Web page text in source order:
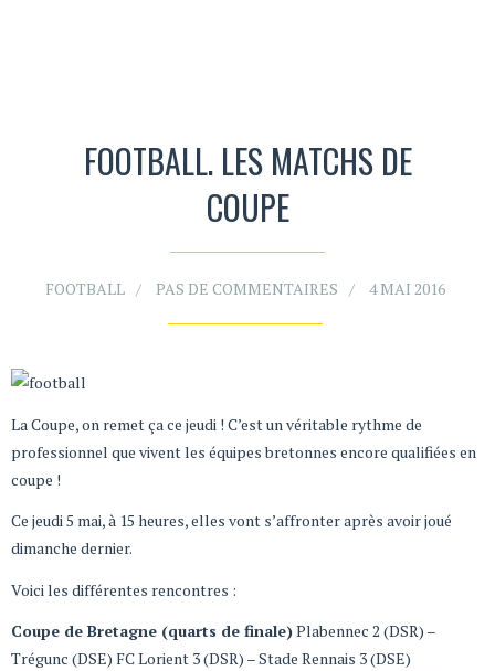
FOOTBALL. LES MATCHS DE
COUPE
FOOTBALL PAS DE COMMENTAIRES 4 MAI 2016
La Coupe, on remet ça ce jeudi ! C’est un véritable rythme de
professionnel que vivent les équipes bretonnes encore qualifiées en
coupe !
Ce jeudi 5 mai, à 15 heures, elles vont s’affronter après avoir joué
dimanche dernier.
Voici les différentes rencontres :
Coupe de Bretagne (quarts de finale)Plabennec 2 (DSR) –
Trégunc (DSE) FC Lorient 3 (DSR) – Stade Rennais 3 (DSE)